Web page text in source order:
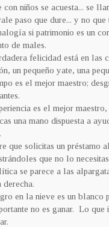
con niños se acuesta... se
paso que dure... y no
si patrimonio es un
de males.
felicidad está en las
un pequeño yate, una
es el mejor maestro;
es el mejor
una mano dispuesta a
que solicitas un préstamo
que no lo
se parece a las
en la nieve es un blanco
no es ganar. Lo que